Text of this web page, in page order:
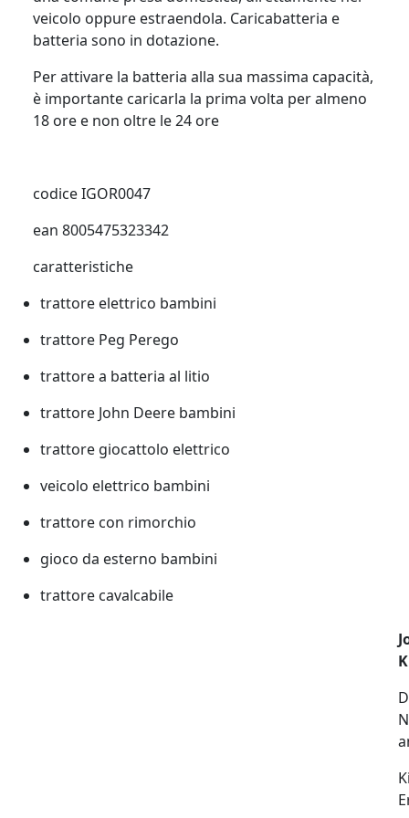
veicolo oppure estraendola. Caricabatteria e
batteria sono in dotazione.
Per attivare la batteria alla sua massima capacità,
è importante caricarla la prima volta per almeno
18 ore e non oltre le 24 ore
codice IGOR0047
ean 8005475323342
caratteristiche
trattore elettrico bambini
trattore Peg Perego
trattore a batteria al litio
trattore John Deere bambini
trattore giocattolo elettrico
veicolo elettrico bambini
trattore con rimorchio
gioco da esterno bambini
trattore cavalcabile